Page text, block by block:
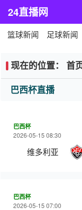
24直播网
篮球新闻 足球新闻
现在的位置： 首
巴西杯直播
巴西杯
2026-05-15 08:30
维多利亚
巴西杯
2026-05-15 07:00